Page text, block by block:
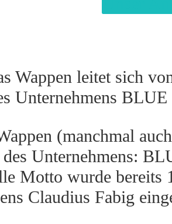
Wappen leitet sich
Unternehmens
(manchmal
Unternehmens:
Motto wurde bereits
Claudius Fabig